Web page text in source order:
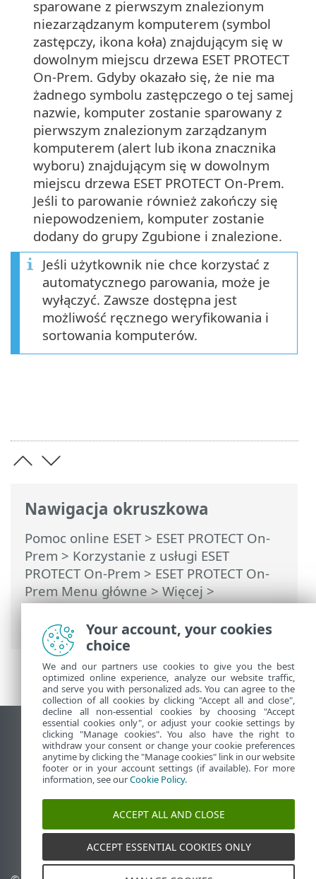
Nawigacja okruszkowa
Pomoc online ESET> ESET PROTECT On-
Prem > Korzystanie z usługi ESET
PROTECT On-Prem > ESET PROTECT On-
Prem Menu główne>Więcej>
Ustawienia> Automatyczne parowanie
znalezionych komputerów
sparowane z pierwszym znalezionym
niezarządzanym komputerem (symbol
zastępczy, ikona koła) znajdującym się w
dowolnym miejscu drzewa ESET PROTECT
On-Prem. Gdyby okazało się, że nie ma
żadnego symbolu zastępczego o tej samej
nazwie, komputer zostanie sparowany z
pierwszym znalezionym zarządzanym
komputerem (alert lub ikona znacznika
wyboru) znajdującym się w dowolnym
miejscu drzewa ESET PROTECT On-Prem.
Jeśli to parowanie również zakończy się
niepowodzeniem, komputer zostanie
dodany do grupy Zgubione i znalezione.
Jeśli użytkownik nie chce korzystać z
automatycznego parowania, może je
wyłączyć. Zawsze dostępna jest
możliwość ręcznego weryfikowania i
sortowania komputerów.
Wyświetl witrynę internetową dla
komputerów
End of Life
Baza wiedzy ESET
Forum ESET
ESET Status Portal
Pomoc regionalna
Your account, your cookies
choice
We and our partners use cookies to give you the best
optimized online experience, analyze our website traffic,
and serve you with personalized ads. You can agree to the
collection of all cookies by clicking "Accept all and close",
decline all non-essential cookies by choosing "Accept
essential cookies only", or adjust your cookie settings by
clicking "Manage cookies". You also have the right to
withdraw your consent or change your cookie preferences
anytime by clicking the "Manage cookies" link in our website
footer or in your account settings (if available). For more
information, see ourCookie Policy.
ACCEPT ALL AND CLOSE
ACCEPT ESSENTIAL COOKIES ONLY